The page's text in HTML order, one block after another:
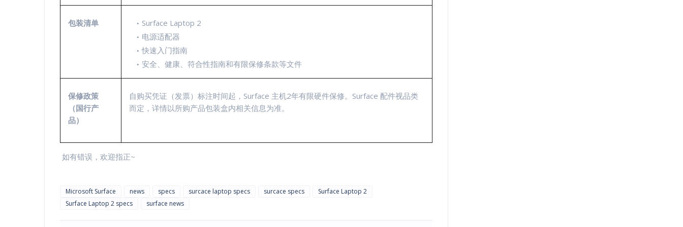
包装清单
Surface Laptop 2
电源适配器
快速入门指南
安全、健康、符合性指南和有限保修条款等文件
保修政策
（国行产
品）
自购买凭证（发票）标注时间起，Surface 主机2年有限硬件保修。Surface 配件视品类
而定，详情以所购产品包装盒内相关信息为准。
如有错误，欢迎指正~
Microsoft Surface news specs surcace laptop specs surcace specs
Surface Laptop 2
Surface Laptop 2 specs
surface news